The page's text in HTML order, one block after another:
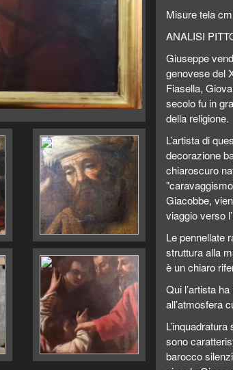
Misure tela
ANALISI
Giuseppe
genovese del
Fiasella,
secolo fu in
della religione.
L’artista di
decorazione
chiaroscuro
Giacobbe,
viaggio verso
Le pennellate
struttura alla
è un chiaro
Qui l’artista
all’atmosfera
sono
barocco